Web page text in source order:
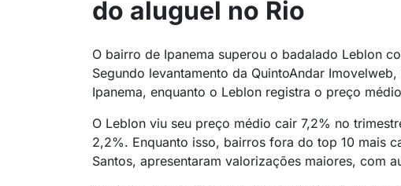
do aluguel no Rio
O bairro de Ipanema superou o badalado Leblon
Segundo levantamento da QuintoAndar
Ipanema, enquanto o Leblon registra o preço
O Leblon viu seu preço médio cair 7,2% no
2,2%. Enquanto isso, bairros fora do top 10 mais
Santos, apresentaram valorizações maiores, com